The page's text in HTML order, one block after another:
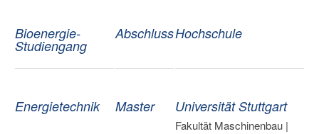
Bioenergie-
Studiengang
AbschlussHochschule
Energietechnik Master Universität Stuttgart
Fakultät Maschinenbau |